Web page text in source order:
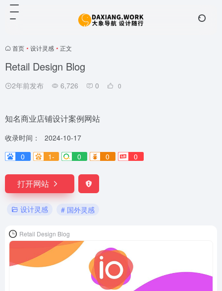
首页 • 设计灵感 • 正文
Retail Design Blog
2年前发布 6,726 0 0
知名商业店铺设计案例网站
收录时间：
2024-10-17
0
1- 0 0 0
打开网站
设计灵感 # 国外灵感
Retail Design Blog